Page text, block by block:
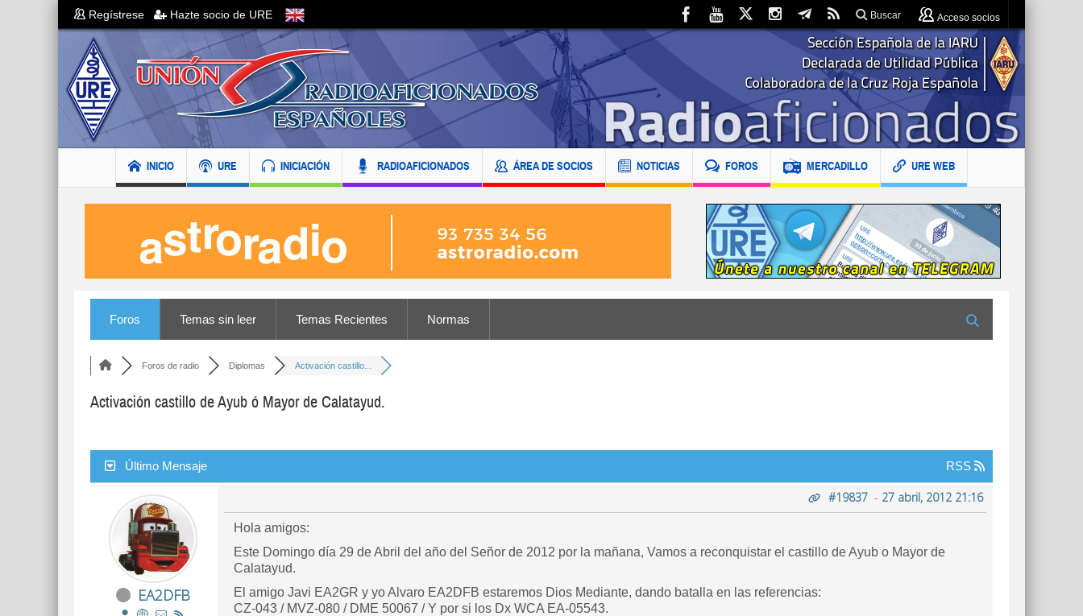
Regístrese Hazte socio de URE Buscar Acceso socios
INICIO URE INICIACIÓN RADIOAFICIONADOS ÁREA DE SOCIOS NOTICIAS FOROS MERCADILLO URE WEB
Foros Temas sin leer Temas Recientes Normas
Foros de radio Diplomas Activación castillo...
Activación castillo de Ayub ó Mayor de Calatayud.
Último Mensaje RSS
EA2DFB
#19837 - 27 abril, 2012 21:16
Hola amigos:
Este Domingo día 29 de Abril del año del Señor de 2012 por la mañana, Vamos a reconquistar el castillo de Ayub o Mayor de
Calatayud.
El amigo Javi EA2GR y yo Alvaro EA2DFB estaremos Dios Mediante, dando batalla en las referencias:
CZ-043 / MVZ-080 / DME 50067 / Y por si los Dx WCA EA-05543.